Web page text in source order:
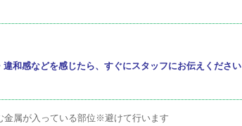
和感などを感じたら、すぐにスタッフにお伝えください
金属が入っている部位※避けて行います